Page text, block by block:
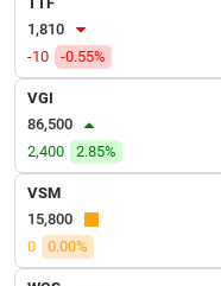
1,810
-10
-0.55%
VGI
86,500
2,400
2.85%
VSM
15,800
0
0.00%
DỊCH
VỤ
TRUYỀN
ÍCH